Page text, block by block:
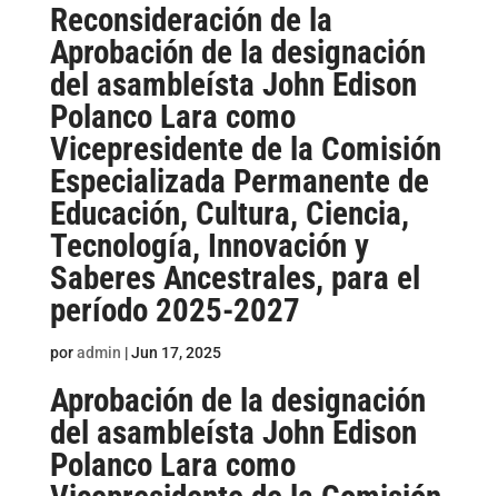
Reconsideración de la
Aprobación de la designación
del asambleísta John Edison
Polanco Lara como
Vicepresidente de la Comisión
Especializada Permanente de
Educación, Cultura, Ciencia,
Tecnología, Innovación y
Saberes Ancestrales, para el
período 2025-2027
poradmin |Jun 17, 2025
Aprobación de la designación
del asambleísta John Edison
Polanco Lara como